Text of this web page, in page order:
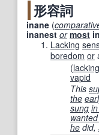
形容詞
inane (
inanest or most
Lacking
boredom or
(lacking
vapid
This
the
sung
he did,